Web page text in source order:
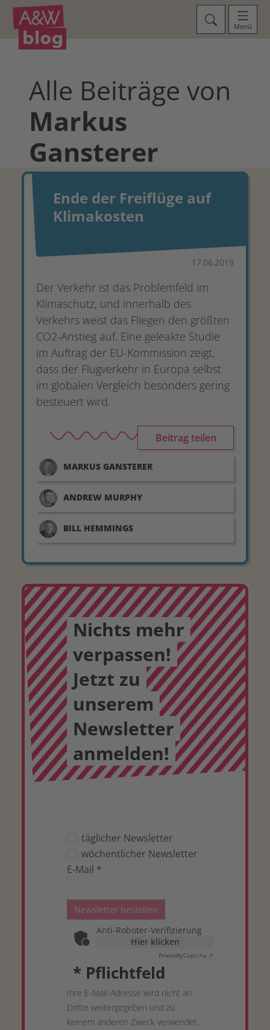
Menü
Alle Beiträge von
Markus
Gansterer
Ende der Freiflüge auf
Klimakosten
Der Verkehr ist das Problemfeld im
Klimaschutz, und innerhalb des
Verkehrs weist das Fliegen den größten
CO2-Anstieg auf. Eine geleakte Studie
im Auftrag der EU-Kommission zeigt,
dass der Flugverkehr in Europa selbst
im globalen Vergleich besonders gering
besteuert wird.
Beitrag teilen
MARKUS GANSTERER
ANDREW MURPHY
BILL HEMMINGS
17.06.2019
Nichts mehr
verpassen!
Jetzt zu
unserem
Newsletter
anmelden!
täglicher Newsletter
wöchentlicher Newsletter
E-Mail *
Newsletter bestellen
Anti-Roboter-Verifizierung
Hier klicken
FriendlyCaptcha ⇗
* Pflichtfeld
Ihre E-Mail-Adresse wird nicht an
Dritte weitergegeben und zu
keinem anderen Zweck verwendet.